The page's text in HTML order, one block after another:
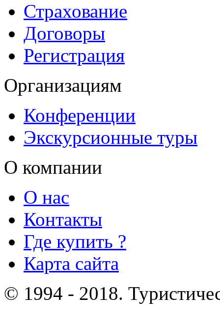
Страхование
Договоры
Регистрация
Организациям
Конференции
Экскурсионные туры
О компании
О нас
Контакты
Где купить ?
Карта сайта
© 1994 - 2018.